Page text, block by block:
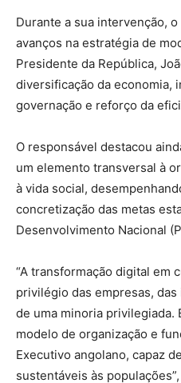
Durante a sua intervenção,
avanços na estratégia de
Presidente da República,
diversificação da economia,
governação e reforço da
O responsável destacou
um elemento transversal à
à vida social,
concretização das metas
Desenvolvimento Nacional
“A transformação digital em
privilégio das empresas,
de uma minoria privilegiada.
modelo de organização e
Executivo angolano, capaz
sustentáveis às